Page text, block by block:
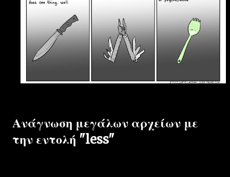
Ανάγνωση μεγάλων αρχείων με
την εντολή "less"